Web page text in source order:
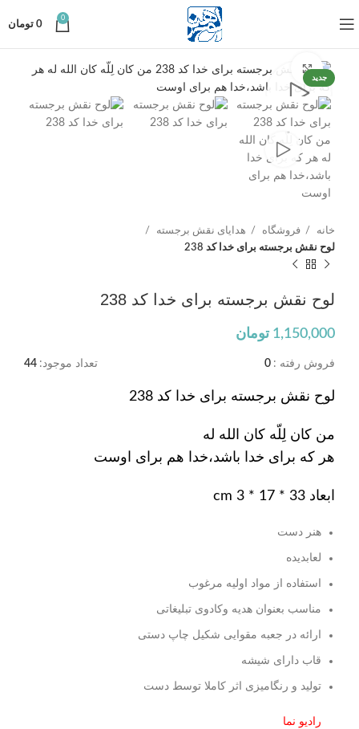
0
0 تومان
جدید
برای بزرگنمایی کلیک کنید
خانه فروشگاه
هدایای نقش برجسته
لوح نقش برجسته برای خدا کد 238
لوح نقش برجسته برای خدا کد 238
1,150,000 تومان
فروش رفته : 0 تعداد موجود: 44
لوح نقش برجسته برای خدا کد 238
من کان لِلّه کان الله له
هر که برای خدا باشد،خدا هم برای اوست
ابعاد 33 * 17 * 3 cm
هنر دست
لعابدیده
استفاده از مواد اولیه مرغوب
مناسب بعنوان هدیه وکادوی تبلیغاتی
ارائه در جعبه مقوایی شکیل چاپ دستی
قاب دارای شیشه
تولید و رنگامیزی اثر کاملا توسط دست
رادیو نما